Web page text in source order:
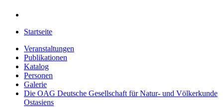
Startseite
Veranstaltungen
Publikationen
Katalog
Personen
Galerie
Die OAG Deutsche Gesellschaft für Natur- und Völkerkunde
Ostasiens